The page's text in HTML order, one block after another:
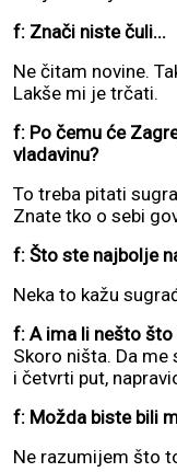
f: Znači niste čuli...
Ne čitam novine.
Lakše mi je trčati.
f: Po čemu će
vladavinu?
To treba pitati
Znate tko o sebi
f: Što ste najbolje
Neka to kažu
f: A ima li nešto
Skoro ništa. Da me
i četvrti put,
f: Možda biste bili
Ne razumijem što